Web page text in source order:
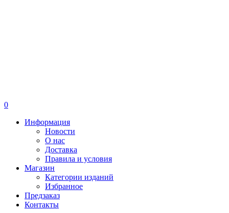
0
Информация
Новости
О нас
Доставка
Правила и условия
Магазин
Категории изданий
Избранное
Предзаказ
Контакты